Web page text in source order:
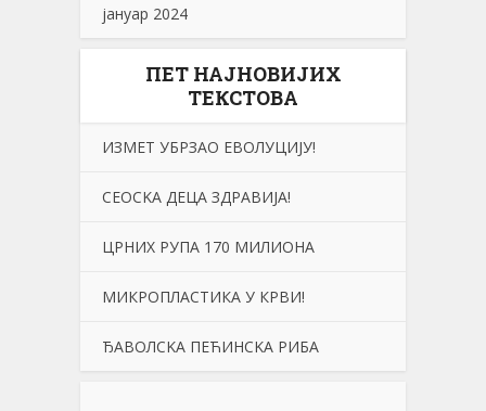
јануар 2024
ПЕТ НАЈНОВИЈИХ
ТЕКСТОВА
ИЗМЕТ УБРЗАО ЕВОЛУЦИЈУ!
СЕОСKА ДЕЦА ЗДРАВИЈА!
ЦРНИХ РУПА 170 МИЛИОНА
МИКРОПЛАСТИКА У КРВИ!
ЂАВОЛСKА ПЕЋИНСKА РИБА